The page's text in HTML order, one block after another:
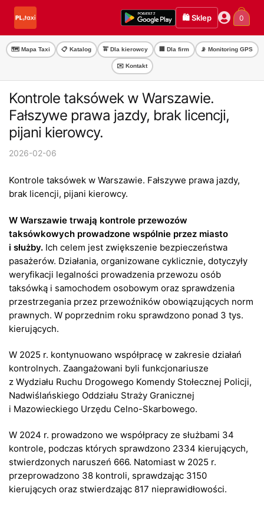
Przejdź
nawigacji
Przejdź
treści
🛍️ Sklep 0
🗺️ Mapa Taxi 📋 Katalog 🚖 Dla kierowcy 🏢 Dla firm 📡 Monitoring GPS
✉️ Kontakt
Kontrole taksówek w Warszawie.
Fałszywe prawa jazdy, brak licencji,
pijani kierowcy.
2026-02-06
Kontrole taksówek w Warszawie. Fałszywe prawa jazdy,
brak licencji, pijani kierowcy.
W Warszawie trwają kontrole przewozów
taksówkowych prowadzone wspólnie przez miasto
i służby. Ich celem jest zwiększenie bezpieczeństwa
pasażerów. Działania, organizowane cyklicznie, dotyczyły
weryfikacji legalności prowadzenia przewozu osób
taksówką i samochodem osobowym oraz sprawdzenia
przestrzegania przez przewoźników obowiązujących norm
prawnych. W poprzednim roku sprawdzono ponad 3 tys.
kierujących.
W 2025 r. kontynuowano współpracę w zakresie działań
kontrolnych. Zaangażowani byli funkcjonariusze
z Wydziału Ruchu Drogowego Komendy Stołecznej Policji,
Nadwiślańskiego Oddziału Straży Granicznej
i Mazowieckiego Urzędu Celno-Skarbowego.
W 2024 r. prowadzono we współpracy ze służbami 34
kontrole, podczas których sprawdzono 2334 kierujących,
stwierdzonych naruszeń 666. Natomiast w 2025 r.
przeprowadzono 38 kontroli, sprawdzając 3150
kierujących oraz stwierdzając 817 nieprawidłowości.